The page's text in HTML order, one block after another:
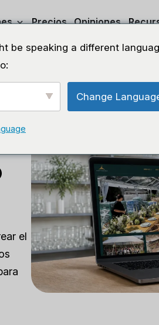
Precios Opiniones
el
be speaking a different
Change